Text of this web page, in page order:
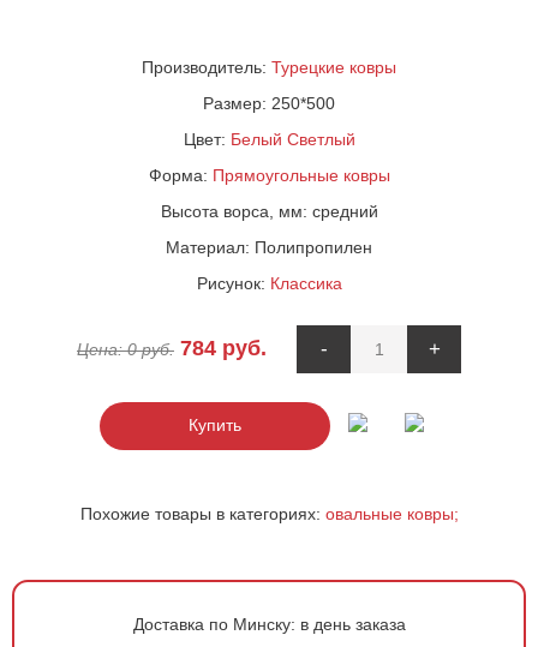
Производитель: Турецкие ковры
Размер: 250*500
Цвет: Белый Светлый
Форма: Прямоугольные ковры
Высота ворса, мм: средний
Материал: Полипропилен
Рисунок: Классика
Цена:0руб. 784 руб. - +
Купить
Похожие товары в категориях: овальные ковры;
Доставка по Минску: в день заказа